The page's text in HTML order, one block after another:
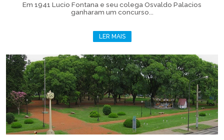
Em 1941 Lucio Fontana e seu colega Osvaldo Palacios
ganharam um concurso...
LER MAIS